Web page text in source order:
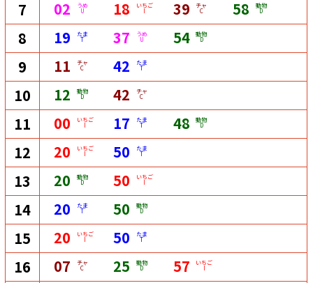
7 02 うめ
U 18 いちご
I 39 チャ
C 58 動物
D
8 19 たま
T 37 うめ
U 54 動物
D
9 11 チャ
C 42 たま
T
10 12 動物
D 42 チャ
C
11 00 いちご
I 17 たま
T 48 動物
D
12 20 いちご
I 50 たま
T
13 20 動物
D 50 いちご
I
14 20 たま
T 50 動物
D
15 20 いちご
I 50 たま
T
16 07 チャ
C 25 動物
D 57 いちご
I